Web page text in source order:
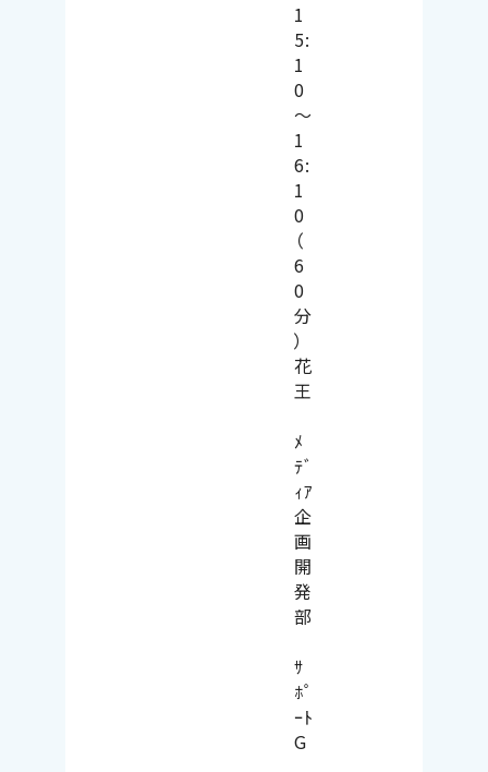
1
5:
1
0
～
1
6:
1
0
（
6
0
分
）
花
王
ﾒ
ﾃﾞ
ｨｱ
企
画
開
発
部
ｻ
ﾎﾟ
ｰﾄ
G